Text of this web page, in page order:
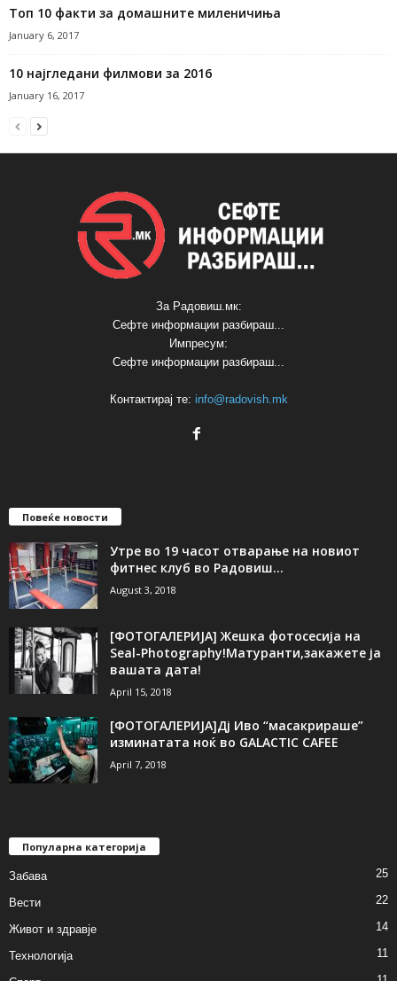
Топ 10 факти за домашните миленичиња
January 6, 2017
10 најгледани филмови за 2016
January 16, 2017
За Радовиш.мк:
Сефте информации разбираш...
Импресум:
Сефте информации разбираш...
Контактирај те: info@radovish.mk
Повеќе новости
Утре во 19 часот отварање на новиот
фитнес клуб во Радовиш...
August 3, 2018
[ФОТОГАЛЕРИЈA] Жешка фотосесија на
Seal-Photography!Матуранти,закажете ја
вашата дата!
April 15, 2018
[ФОТОГАЛЕРИЈА]Дј Иво “масакрираше”
изминатата ноќ во GALACTIC CAFEE
April 7, 2018
Популарна категорија
Забава 25
Вести 22
Живот и здравје 14
Технологија 11